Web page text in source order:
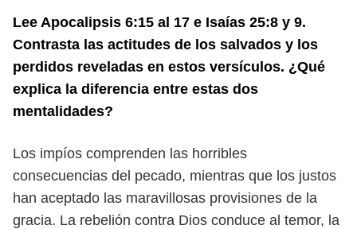
Lee Apocalipsis 6:15 al 17 e Isaías 25:8 y 9.
Contrasta las actitudes de los salvados y los
perdidos reveladas en estos versículos. ¿Qué
explica la diferencia entre estas dos
mentalidades?
Los impíos comprenden las horribles
consecuencias del pecado, mientras que los justos
han aceptado las maravillosas provisiones de la
gracia. La rebelión contra Dios conduce al temor, la